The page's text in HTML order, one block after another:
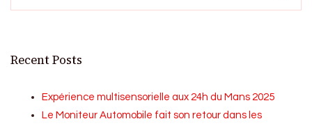
Recent Posts
Expérience multisensorielle aux 24h du Mans 2025
Le Moniteur Automobile fait son retour dans les